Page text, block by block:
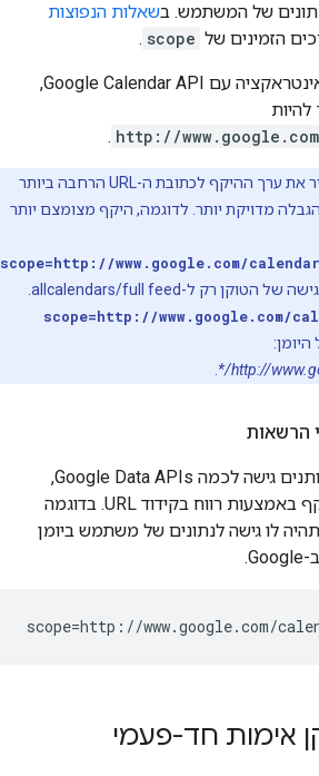
של המשתמש. בשאלות הנפוצות
הזמינים של scope
.
מכיוון שהחלטנו ליצור אינטראקציה עם Google Calendar API,
להיות
http://
.
: תמיד צריך להגדיר את ערך ההיקף לכתובת ה-URL הרחבה ביותר
מדויקת יותר. לדוגמה, היקף מצומצם יותר
scope=http://www.google.com/
scope=http://www.google.com/
http://
הרשאות
כדי ליצור אסימונים שנותנים גישה לכמה Google Data APIs,
צריך להפריד בין כל היקף באמצעות רווח בקידוד URL. בדוגמה
לו גישה לנתונים של משתמש ביומן
scope=http://www.google.com/
אימות חד-פעמי